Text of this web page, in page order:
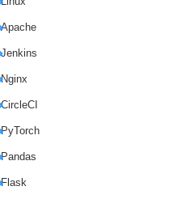
Apache
Jenkins
Nginx
CircleCI
PyTorch
Pandas
Flask